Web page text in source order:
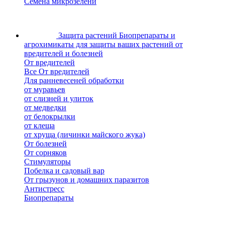
Защита растений Биопрепараты и
агрохимикаты для защиты ваших растений от
вредителей и болезней
От вредителей
Все От вредителей
Для ранневесеней обработки
от муравьев
от слизней и улиток
от медведки
от белокрылки
от клеща
от хруща (личинки майского жука)
От болезней
От сорняков
Стимуляторы
Побелка и садовый вар
От грызунов и домашних паразитов
Антистресс
Биопрепараты